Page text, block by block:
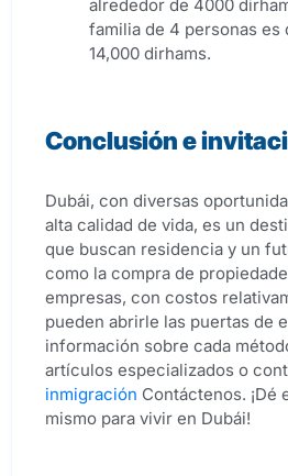
alrededor de 4000
familia de 4 personas es
14,000 dirhams.
Conclusión e
Dubái, con diversas
alta calidad de vida, es un
que buscan residencia y un
como la compra de
empresas, con costos
pueden abrirle las puertas de
información sobre cada
artículos especializados o
inmigración Contáctenos. ¡Dé
mismo para vivir en Dubái!